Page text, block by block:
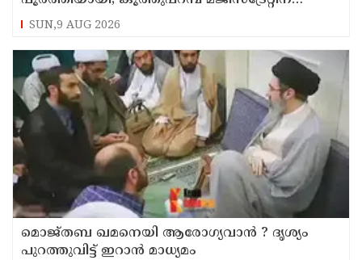
മുൻപില്‍ ഹാജരാക്കും
SUN,9 AUG 2026
മൊജ്തബ ഖമനെയി ആരോഗ്യവാന്‍ ? ദൃശ്യം
പുറത്തുവിട്ട് ഇറാന്‍ മാധ്യമം